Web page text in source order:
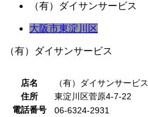
（有）ダイサンサービス
大阪市東淀川区
（有）ダイサンサービス
店名
（有）ダイサンサービス
住所
東淀川区菅原4-7-22
電話番号
06-6324-2931